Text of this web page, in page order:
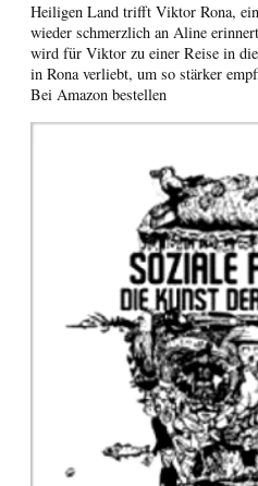
Heiligen Land trifft Viktor Rona,
wieder schmerzlich an Aline
wird für Viktor zu einer Reise in
in Rona verliebt, um so stärker
Bei Amazon bestellen